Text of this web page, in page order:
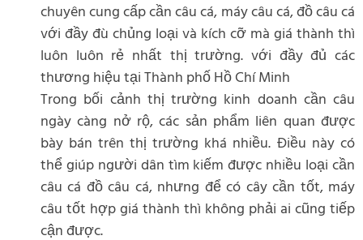
chuyên cung cấp cần câu cá, máy câu cá, đồ câu cá
với đầy đù chủng loại và kích cỡ mà giá thành thì
luôn luôn rẻ nhất thị trường. với đầy đủ các
thương hiệu tại Thành phố Hồ Chí Minh
Trong bối cảnh thị trường kinh doanh cần câu
ngày càng nở rộ, các sản phẩm liên quan được
bày bán trên thị trường khá nhiều. Điều này có
thể giúp người dân tìm kiếm được nhiều loại cần
câu cá đồ câu cá, nhưng để có cây cần tốt, máy
câu tốt hợp giá thành thì không phải ai cũng tiếp
cận được.